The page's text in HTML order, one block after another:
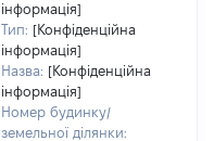
інформація]
Тип: [Конфіденційна
інформація]
Назва: [Конфіденційна
інформація]
Номер будинку/
земельної ділянки: